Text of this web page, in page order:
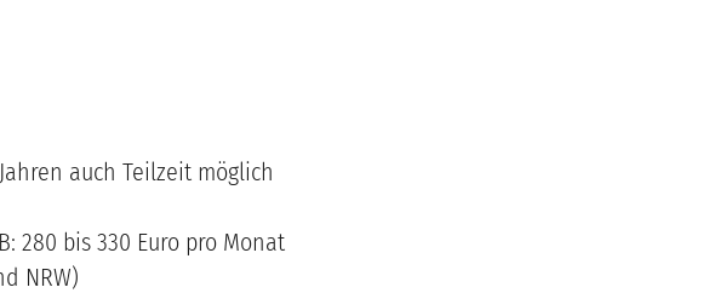
auch Teilzeit möglich
280 bis 330 Euro pro Monat
NRW)